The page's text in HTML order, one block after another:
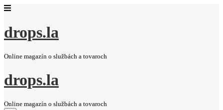
drops.la
Online magazín o službách a tovaroch
drops.la
Online magazín o službách a tovaroch